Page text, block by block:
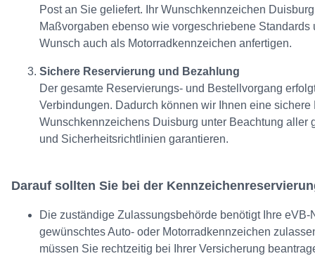
Post an Sie geliefert. Ihr Wunschkennzeichen
Maßvorgaben ebenso wie vorgeschriebene Standards
Wunsch auch als Motorradkennzeichen anfertigen.
Sichere Reservierung und Bezahlung
Der gesamte Reservierungs- und Bestellvorgang
Verbindungen. Dadurch können wir Ihnen eine sichere
Wunschkennzeichens Duisburg unter Beachtung aller
und Sicherheitsrichtlinien garantieren.
Darauf sollten Sie bei der
Die zuständige Zulassungsbehörde benötigt Ihre eVB-
gewünschtes Auto- oder Motorradkennzeichen
müssen Sie rechtzeitig bei Ihrer Versicherung